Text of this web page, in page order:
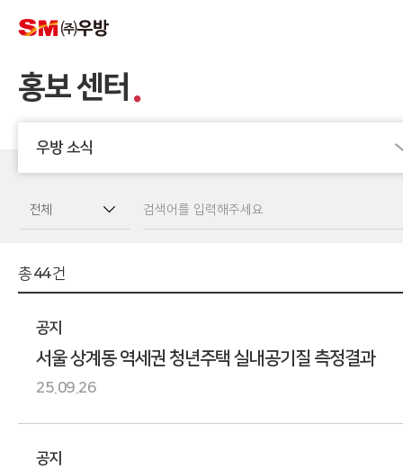
홍보 센터
우방 소식
전체
총 44 건
공지
서울 상계동 역세권 청년주택 실내공기질 측정결과
25.09.26
공지